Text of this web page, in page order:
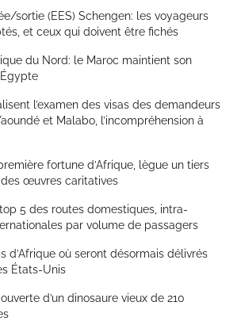
sortie (EES) Schengen: les voyageurs
et ceux qui doivent être fichés
du Nord: le Maroc maintient son
l’examen des visas des demandeurs
et Malabo, l’incompréhension à
fortune d’Afrique, lègue un tiers
œuvres caritatives
5 des routes domestiques, intra-
par volume de passagers
d’Afrique où seront désormais délivrés
États-Unis
d’un dinosaure vieux de 210